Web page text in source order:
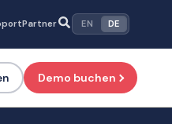
Partner EN DE
Demo buchen